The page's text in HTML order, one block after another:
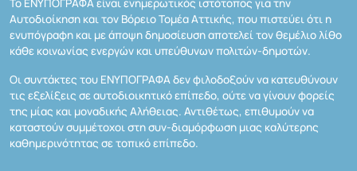
Το ΕΝΥΠΟΓΡΑΦΑ είναι ενημερωτικός ιστότοπος για την
Αυτοδιοίκηση και τον Βόρειο Τομέα Αττικής, που πιστεύει ότι η
ενυπόγραφη και με άποψη δημοσίευση αποτελεί τον θεμέλιο λίθο
κάθε κοινωνίας ενεργών και υπεύθυνων πολιτών-δημοτών.
Οι συντάκτες του ΕΝΥΠΟΓΡΑΦΑ δεν φιλοδοξούν να κατευθύνουν
τις εξελίξεις σε αυτοδιοικητικό επίπεδο, ούτε να γίνουν φορείς
της μίας και μοναδικής Αλήθειας. Αντιθέτως, επιθυμούν να
καταστούν συμμέτοχοι στη συν-διαμόρφωση μιας καλύτερης
καθημερινότητας σε τοπικό επίπεδο.